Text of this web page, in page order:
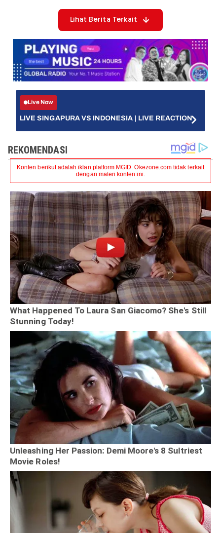
Lihat Berita Terkait
Live Now
LIVE SINGAPURA VS INDONESIA | LIVE REACTION